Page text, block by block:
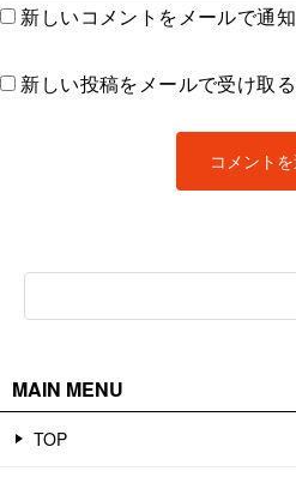
新しいコメントをメールで通知
新しい投稿をメールで受け取る
MAIN MENU
TOP